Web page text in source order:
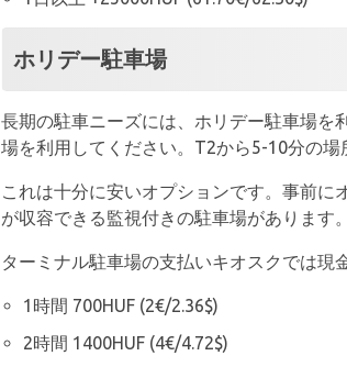
ホリデー駐車場
長期の駐車ニーズには、ホリデー駐車場を
場を利用してください。T2から5-10分の場
これは十分に安いオプションです。事前
が収容できる監視付きの駐車場があります
ターミナル駐車場の支払いキオスクでは現
1時間 700HUF (2€/2.36$)
2時間 1400HUF (4€/4.72$)